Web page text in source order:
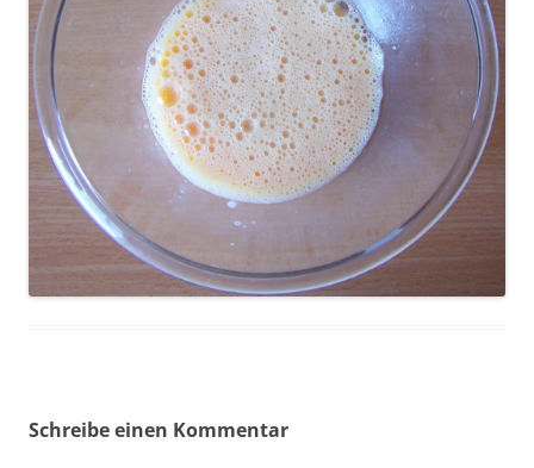
Schreibe einen Kommentar